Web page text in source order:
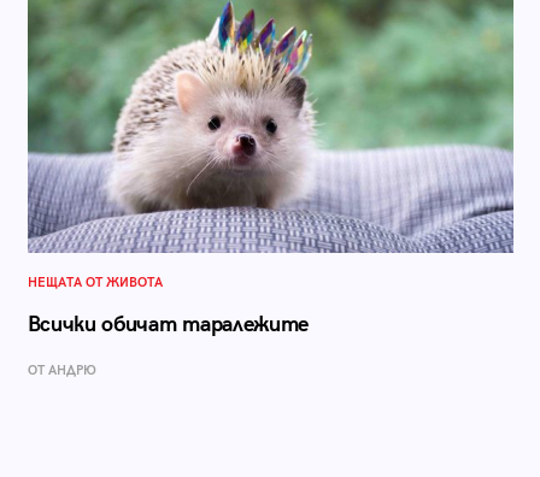
НЕЩАТА ОТ ЖИВОТА
Всички обичат таралежите
ОТ АНДРЮ